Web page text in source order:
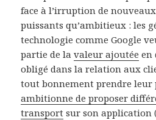
face à l’irruption de
puissants qu’ambitieux : les
technologie comme Google
partie de lavaleur ajoutée en
obligé dans la relation aux
tout bonnement prendre leur
ambitionne de proposer
transport sur son application